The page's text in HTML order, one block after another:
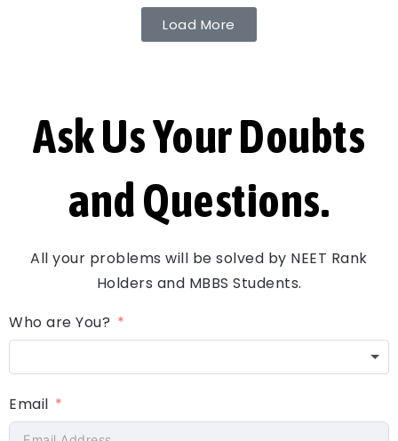
Load More
Ask Us Your Doubts
and Questions.
All your problems will be solved by NEET Rank
Holders and MBBS Students.
Who are You?
Email